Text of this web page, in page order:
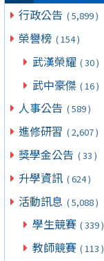
行政公告 ( 5,899 )
榮譽榜 ( 154 )
武漢榮耀 ( 30 )
武中豪傑 ( 16 )
人事公告 ( 589 )
進修研習 ( 2,607 )
獎學金公告 ( 33 )
升學資訊 ( 624 )
活動訊息 ( 5,088 )
學生競賽 ( 339 )
教師競賽 ( 113 )